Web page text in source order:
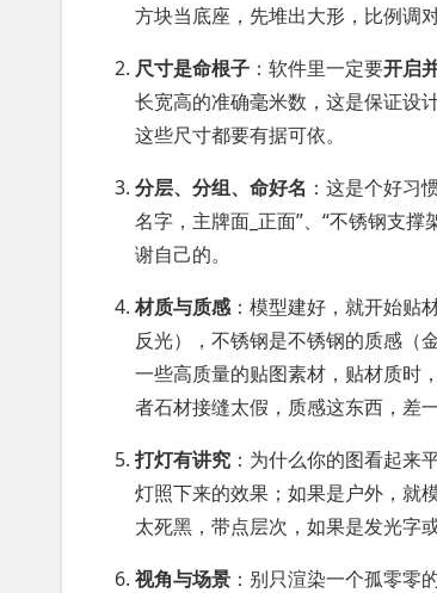
方块当底座，先堆出大形，比例调对
尺寸是命根子 ：软件里一定要开启
长宽高的准确毫米数，这是保证设
这些尺寸都要有据可依。
分层、分组、命好名 ：这是个好习
名字，主牌面_正面”、“不锈钢支
谢自己的。
材质与质感：模型建好，就开始贴
反光），不锈钢是不锈钢的质感（
一些高质量的贴图素材，贴材质时
者石材接缝太假，质感这东西，差
打灯有讲究 ：为什么你的图看起来
灯照下来的效果；如果是户外，就
太死黑，带点层次，如果是发光字
视角与场景 ：别只渲染一个孤零零